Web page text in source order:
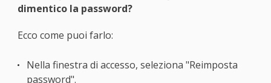
dimentico la password?
Ecco come puoi farlo:
Nella finestra di accesso, seleziona "Reimposta
password".